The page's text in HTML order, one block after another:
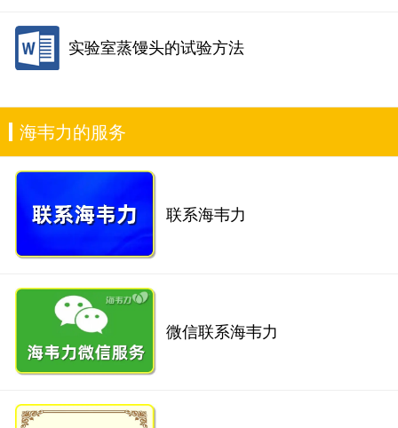
实验室蒸馒头的试验方法
海韦力的服务
联系海韦力
微信联系海韦力